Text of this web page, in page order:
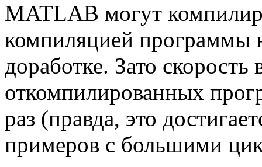
MATLAB могут
компиляцией программы
доработке. Зато
откомпилированных
раз (правда, это
примеров с большими